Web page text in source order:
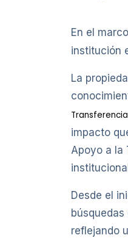
En el
institución
La
impacto
Apoyo a la
Desde el
reflejando